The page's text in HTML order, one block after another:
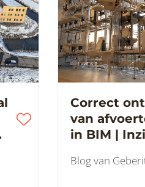
Correct
van
in BIM |
Blog van